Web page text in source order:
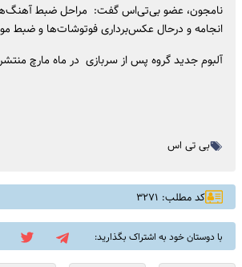
نامجون، عضو بی‌تی‌اس گفت: مراحل ضبط
انجامه و درحال عکس‌برداری فوتوشات‌ها و ضبط
آلبوم جدید گروه پس از سربازی در ماه مارچ
بی تی اس
کد مطلب: ۳۲۷۱
با دوستان خود به اشتراک بگذارید: